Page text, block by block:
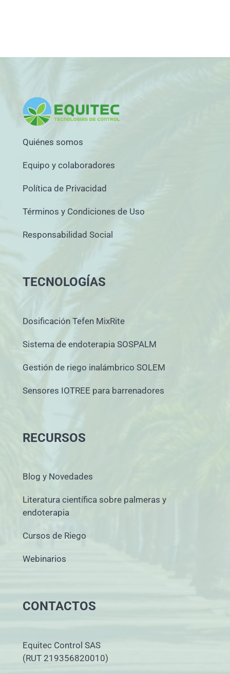
Quiénes somos
Equipo y colaboradores
Política de Privacidad
Términos y Condiciones de Uso
Responsabilidad Social
TECNOLOGÍAS
Dosificación Tefen MixRite
Sistema de endoterapia SOSPALM
Gestión de riego inalámbrico SOLEM
Sensores IOTREE para barrenadores
RECURSOS
Blog y Novedades
Literatura científica sobre palmeras y
endoterapia
Cursos de Riego
Webinarios
CONTACTOS
Equitec Control SAS
(RUT 219356820010)